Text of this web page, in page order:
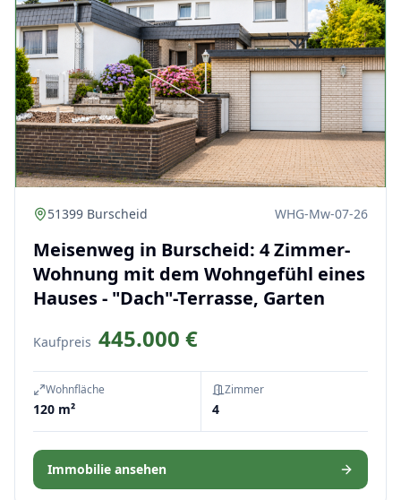
51399 Burscheid WHG-Mw-07-26
Meisenweg in Burscheid: 4 Zimmer-
Wohnung mit dem Wohngefühl eines
Hauses - "Dach"-Terrasse, Garten
Kaufpreis 445.000 €
Wohnfläche
120 m²
Zimmer
4
Immobilie ansehen